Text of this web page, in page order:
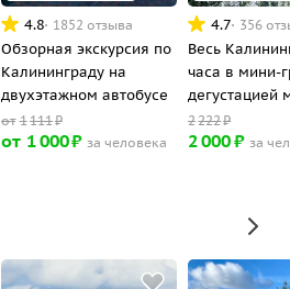
4.8 1852 отзыва
Обзорная экскурсия по
Калининграду на
двухэтажном автобусе
от 1111₽
от 1000₽ за человека
4.7 356
Весь
часа в мини-
дегустацией
2222₽
2000₽ за